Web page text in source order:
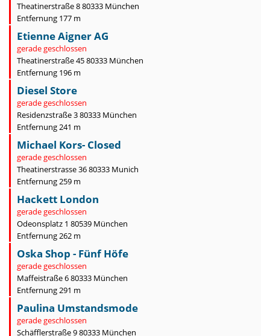
Theatinerstraße 8 80333 München
Entfernung 177 m
Etienne Aigner AG
gerade geschlossen
Theatinerstraße 45 80333 München
Entfernung 196 m
Diesel Store
gerade geschlossen
Residenzstraße 3 80333 München
Entfernung 241 m
Michael Kors- Closed
gerade geschlossen
Theatinerstrasse 36 80333 Munich
Entfernung 259 m
Hackett London
gerade geschlossen
Odeonsplatz 1 80539 München
Entfernung 262 m
Oska Shop - Fünf Höfe
gerade geschlossen
Maffeistraße 6 80333 München
Entfernung 291 m
Paulina Umstandsmode
gerade geschlossen
Schäfflerstraße 9 80333 München